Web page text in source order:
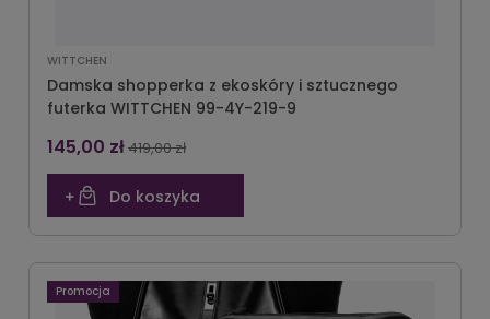
WITTCHEN
Damska shopperka z ekoskóry i sztucznego
futerka WITTCHEN 99-4Y-219-9
145,00 zł419,00 zł
Do koszyka
Promocja